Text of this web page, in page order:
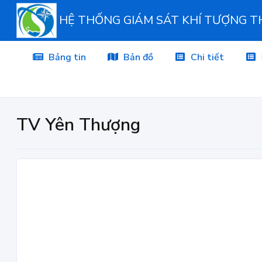
HỆ THỐNG GIÁM SÁT KHÍ TƯỢNG
Bảng tin Bản đồ Chi tiết
TV Yên Thượng